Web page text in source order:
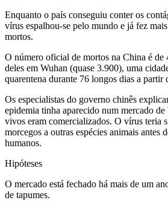
Enquanto o país conseguiu conter os
vírus espalhou-se pelo mundo e já fez
mortos.
O número oficial de mortos na China é de
deles em Wuhan (quase 3.900), uma
quarentena durante 76 longos dias a partir
Os especialistas do governo chinês
epidemia tinha aparecido num mercado
vivos eram comercializados. O vírus teria
morcegos a outras espécies animais antes
humanos.
Hipóteses
O mercado está fechado há mais de um
de tapumes.